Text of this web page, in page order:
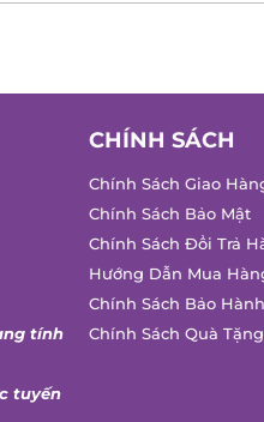
tính
tuyến
CHÍNH SÁCH
Chính Sách Giao
Chính Sách Bảo Mật
Chính Sách Đổi Trả
Hướng Dẫn Mua
Chính Sách Bảo Hành
Chính Sách Quà Tặng